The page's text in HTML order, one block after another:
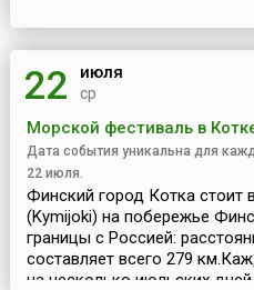
22 июля
ср
Морской фестиваль в
Дата события уникальна для
22 июля.
Финский город Котка стоит
(Kymijoki) на побережье
границы с Россией:
составляет всего 279
на несколько июльских дней